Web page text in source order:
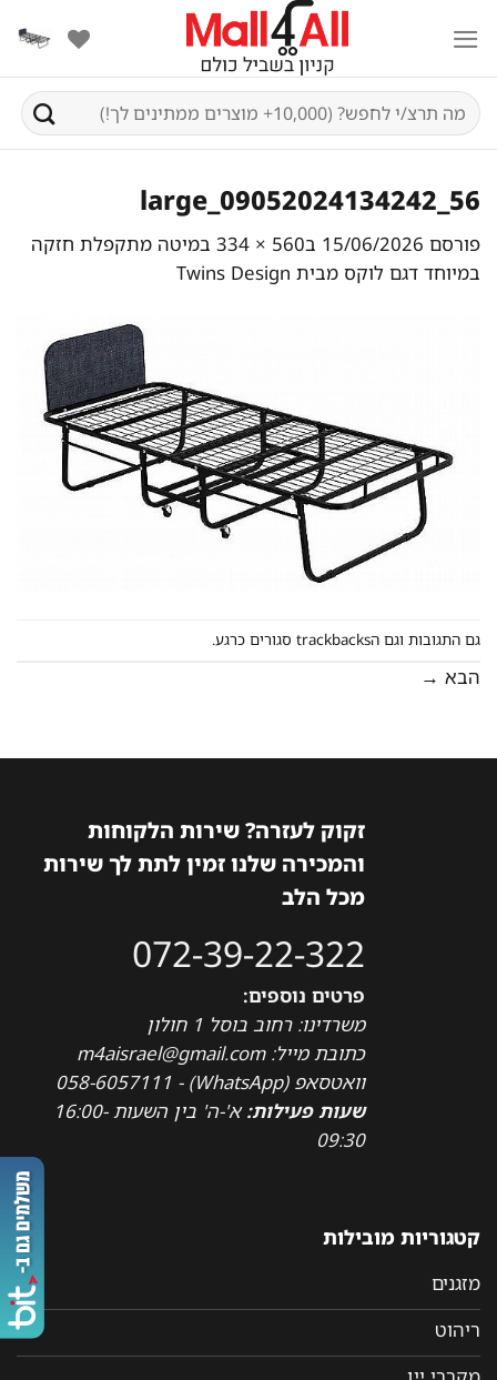
content
חיפוש
עבור:
56_09052024134242_large
פורסם 15/06/2026 ב560 × 334 במיטה מתקפלת חזקה
במיוחד דגם לוקס מבית Twins Design
גם התגובות וגם הtrackbacks סגורים כרגע.
הבא →
זקוק לעזרה? שירות הלקוחות
והמכירה שלנו זמין לתת לך שירות
מכל הלב
072-39-22-322
פרטים נוספים:
משרדינו: רחוב בוסל 1 חולון
כתובת מייל: m4aisrael@gmail.com
וואטסאפ (WhatsApp) - 058-6057111
שעות פעילות:
א'-ה' בין השעות 16:00-
09:30
קטגוריות מובילות
מזגנים
ריהוט